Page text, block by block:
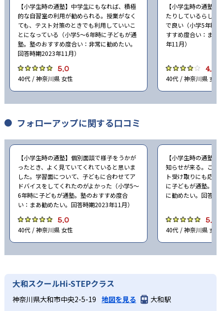
【小学生時の通塾】中学生にもなれば、積極
的な自習室の利用が勧められる。授業がなく
ても、テスト対策のときでも利用していいこ
とになっている（小学5〜6年時に子どもが通
塾。塾のおすすめ度合い：非常に勧めたい。
回答時期2023年11月）
5.0
40代 / 神奈川県 女性
【小学生時の通塾
たりしているらし
で良い（小学5年時
すすめ度合い：ま
年11月）
4.0
40代 / 神奈川県 女性
フォローアップに関する口コミ
【小学生時の通塾】個別面談で様子をうかが
ったとき、よく見ていてくれていると思いま
した。学習面について、子どもに合わせてア
ドバイスをしてくれたのがよかった（小学5〜
6年時に子どもが通塾。塾のおすすめ度合
い：まあ勧めたい。回答時期2023年11月）
5.0
40代 / 神奈川県 女性
【小学生時の通塾
知らせが来る。こ
ト受け取りにも応
に子どもが通塾。
に勧めたい。回答
5.0
40代 / 神奈川県 女性
大和スクールHi-STEPクラス
神奈川県大和市中央2-5-19 地図を見る
大和駅